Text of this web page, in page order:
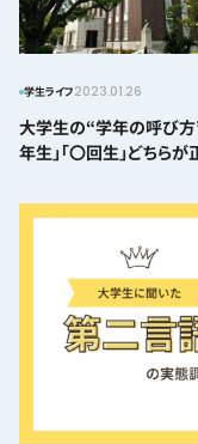
学生ライフ2023.01.26
大学生の“学年の呼び方
年生」「〇回生」どちらが